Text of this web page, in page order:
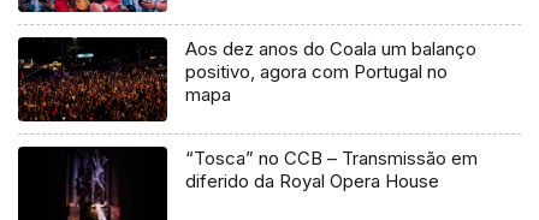
Aos dez anos do Coala um balanço
positivo, agora com Portugal no
mapa
“Tosca” no CCB – Transmissão em
diferido da Royal Opera House